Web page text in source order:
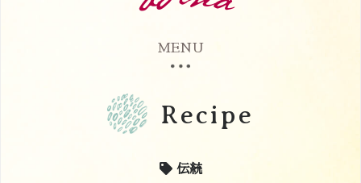
MENU
Recipe
伝統